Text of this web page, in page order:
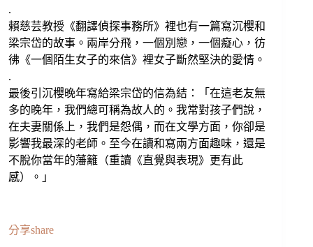
.
賴慈芸教授《翻譯偵探事務所》裡也有一篇寫沉櫻和
梁宗岱的故事。兩岸分飛，一個別戀，一個癡心，彷
彿《一個陌生女子的來信》裡女子斷然堅決的愛情。
.
最後引沉櫻晚年寫給梁宗岱的信為結：「在這老友無
多的晚年，我們總可稱為故人的。我常對孩子們說，
在夫妻關係上，我們是怨偶，而在文學方面，你卻是
影響我最深的老師。至今在讀和寫兩方面趣味，還是
不脫你當年的藩籬（重讀《直覺與表現》更有此
感）。」
分享share